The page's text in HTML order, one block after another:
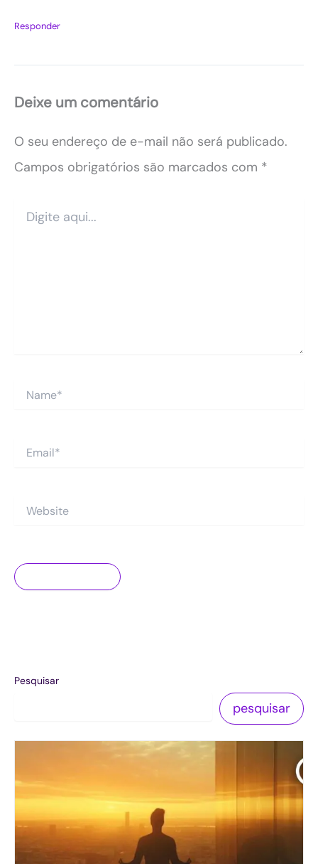
Responder
Deixe um comentário
O seu endereço de e-mail não será publicado.
Campos obrigatórios são marcados com *
aqui...
Pesquisar
pesquisar